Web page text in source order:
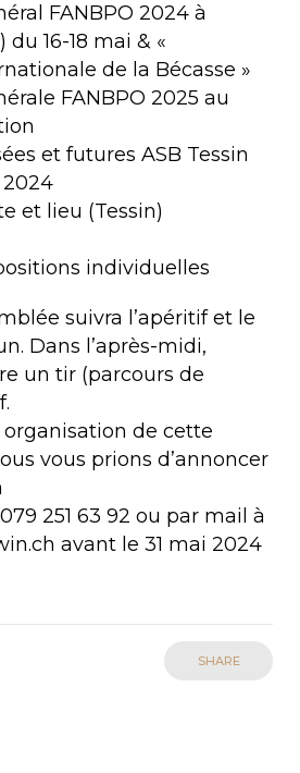
FANBPO 2024 à
16-18 mai & «
de la Bécasse »
FANBPO 2025 au
et futures ASB Tessin
et lieu (Tessin)
individuelles
suivra l’apéritif et le
Dans l’après-midi,
un tir (parcours de
de cette
vous prions d’annoncer
251 63 92 ou par mail à
avant le 31 mai 2024
SHARE